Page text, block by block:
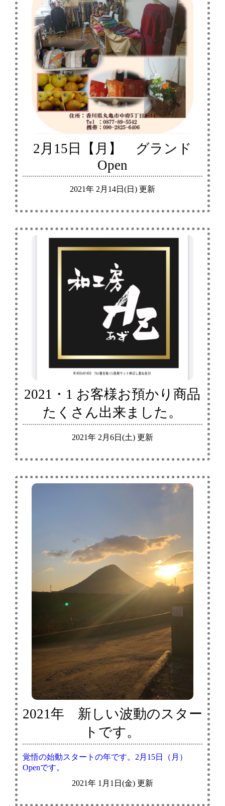
2月15日【月】 グランド
Open
2021年 2月14日(日) 更新
2021・1 お客様お預かり商品
たくさん出来ました。
2021年 2月6日(土) 更新
2021年 新しい波動のスター
トです。
覚悟の始動スタートの年です。2月15日（月）
Openです。
2021年 1月1日(金) 更新